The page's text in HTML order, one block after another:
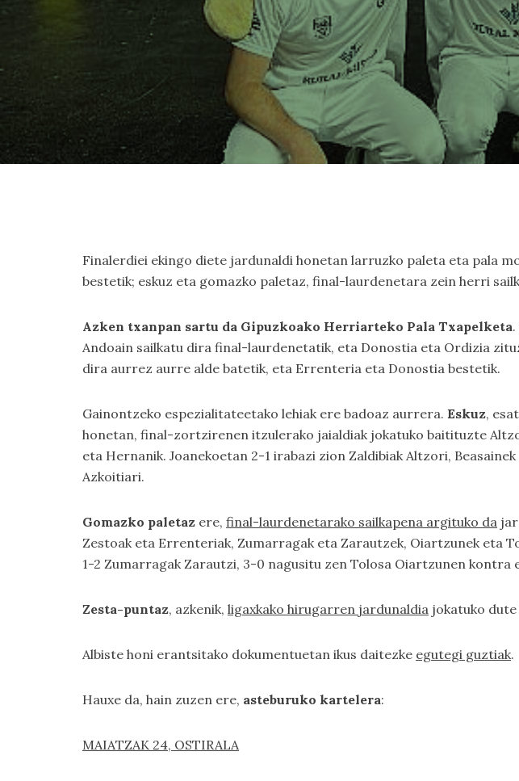
Finalerdiei ekingo diete jardunaldi honetan larruzko paleta eta pala
bestetik; eskuz eta gomazko paletaz, final-laurdenetara zein herri
Azken txanpan sartu da Gipuzkoako Herriarteko Pala Txapelketa
Andoain sailkatu dira final-laurdenetatik, eta Donostia eta Ordizia
dira aurrez aurre alde batetik, eta Errenteria eta Donostia bestetik.
Gainontzeko espezialitateetako lehiak ere badoaz aurrera. Eskuz,
honetan, final-zortzirenen itzulerako jaialdiak jokatuko baitituzte
eta Hernanik. Joanekoetan 2-1 irabazi zion Zaldibiak Altzori,
Azkoitiari.
Gomazko paletaz ere, final-laurdenetarako sailkapena argituko da
Zestoak eta Errenteriak, Zumarragak eta Zarautzek, Oiartzunek eta
1-2 Zumarragak Zarautzi, 3-0 nagusitu zen Tolosa Oiartzunen kontra
Zesta-puntaz, azkenik, ligaxkako hirugarren jardunaldia jokatuko
Albiste honi erantsitako dokumentuetan ikus daitezke egutegi guztiak.
Hauxe da, hain zuzen ere, asteburuko kartelera:
MAIATZAK 24, OSTIRALA